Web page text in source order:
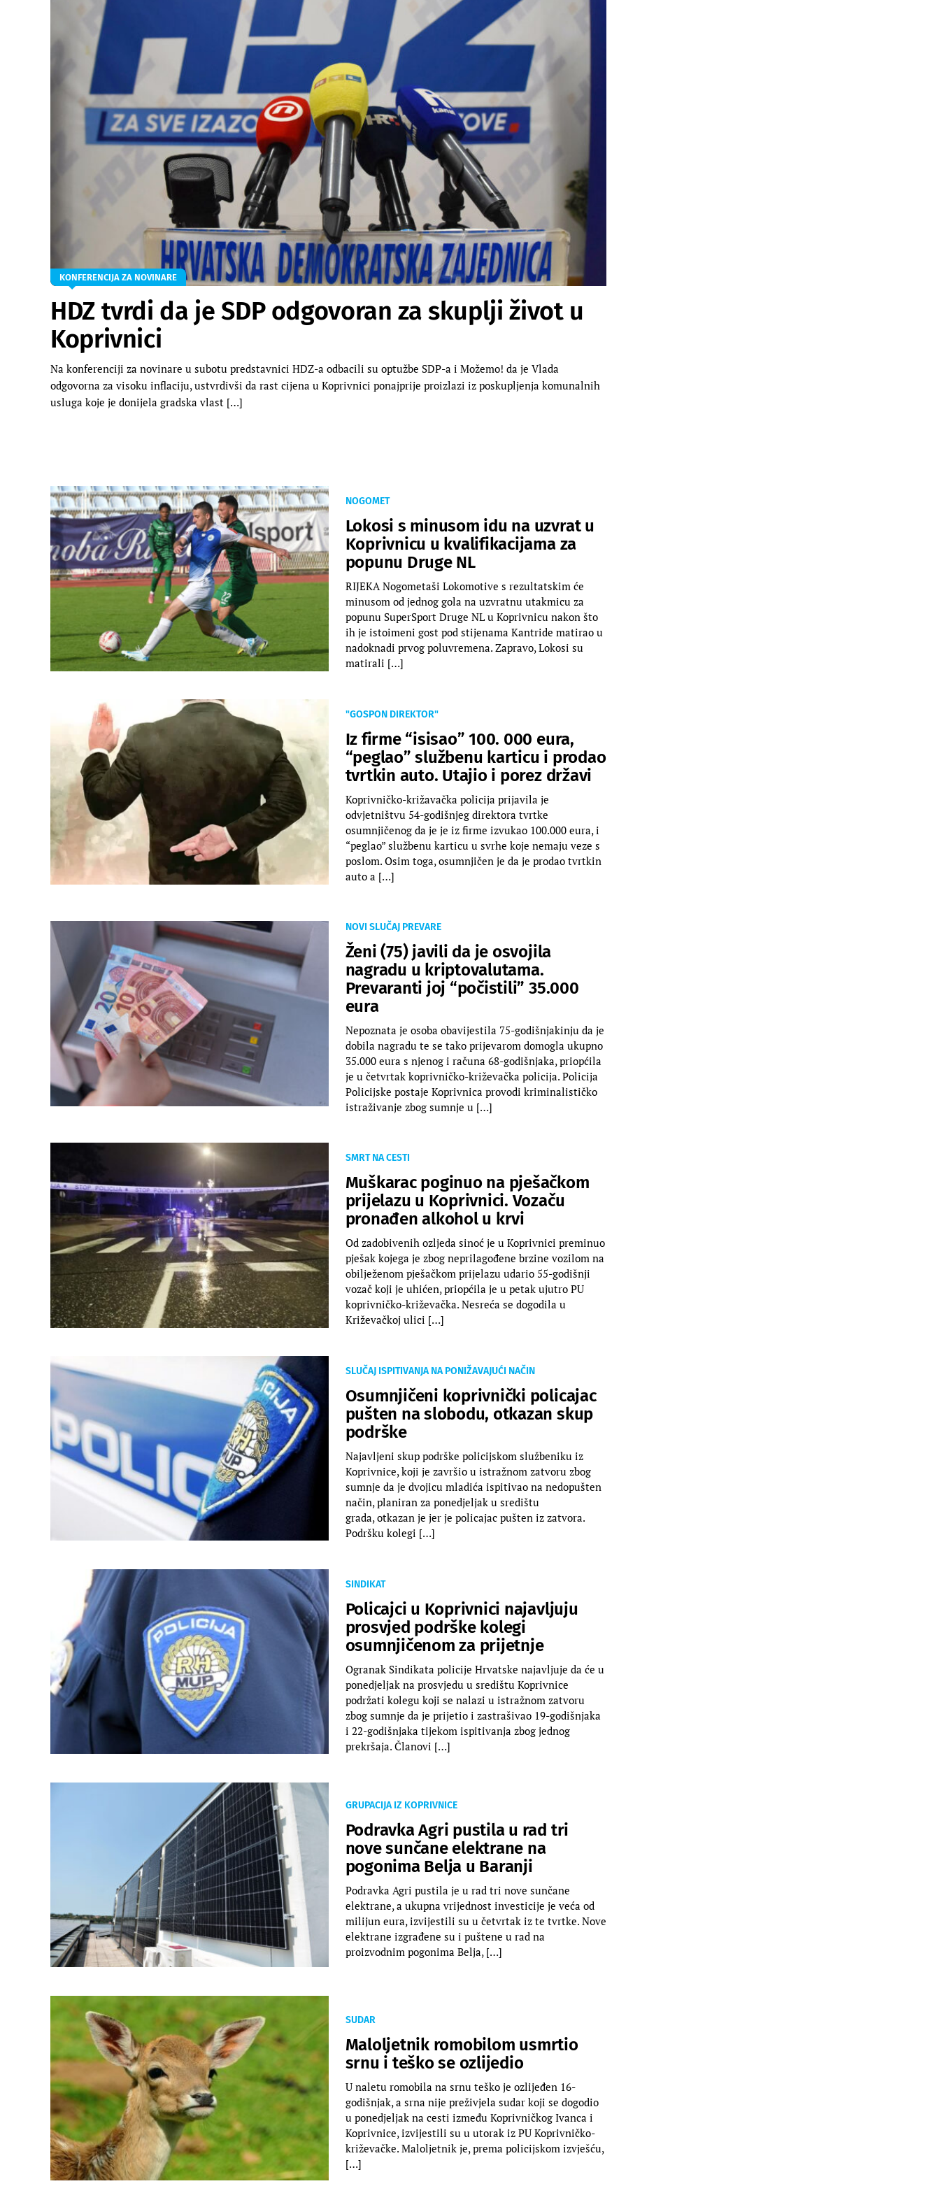
KONFERENCIJA ZA NOVINARE
HDZ tvrdi da je SDP odgovoran za skuplji život u
Koprivnici
Na konferenciji za novinare u subotu predstavnici HDZ-a odbacili su optužbe SDP-a i Možemo! da je Vlada
odgovorna za visoku inflaciju, ustvrdivši da rast cijena u Koprivnici ponajprije proizlazi iz poskupljenja komunalnih
usluga koje je donijela gradska vlast […]
NOGOMET
Lokosi s minusom idu na uzvrat u
Koprivnicu u kvalifikacijama za
popunu Druge NL
RIJEKA Nogometaši Lokomotive s rezultatskim će
minusom od jednog gola na uzvratnu utakmicu za
popunu SuperSport Druge NL u Koprivnicu nakon što
ih je istoimeni gost pod stijenama Kantride matirao u
nadoknadi prvog poluvremena. Zapravo, Lokosi su
matirali […]
"GOSPON DIREKTOR"
Iz firme “isisao” 100. 000 eura,
“peglao” službenu karticu i prodao
tvrtkin auto. Utajio i porez državi
Koprivničko-križavačka policija prijavila je
odvjetništvu 54-godišnjeg direktora tvrtke
osumnjičenog da je je iz firme izvukao 100.000 eura, i
“peglao” službenu karticu u svrhe koje nemaju veze s
poslom. Osim toga, osumnjičen je da je prodao tvrtkin
auto a […]
NOVI SLUČAJ PREVARE
Ženi (75) javili da je osvojila
nagradu u kriptovalutama.
Prevaranti joj “počistili” 35.000
eura
Nepoznata je osoba obavijestila 75-godišnjakinju da je
dobila nagradu te se tako prijevarom domogla ukupno
35.000 eura s njenog i računa 68-godišnjaka, priopćila
je u četvrtak koprivničko-križevačka policija. Policija
Policijske postaje Koprivnica provodi kriminalističko
istraživanje zbog sumnje u […]
SMRT NA CESTI
Muškarac poginuo na pješačkom
prijelazu u Koprivnici. Vozaču
pronađen alkohol u krvi
Od zadobivenih ozljeda sinoć je u Koprivnici preminuo
pješak kojega je zbog neprilagođene brzine vozilom na
obilježenom pješačkom prijelazu udario 55-godišnji
vozač koji je uhićen, priopćila je u petak ujutro PU
koprivničko-križevačka. Nesreća se dogodila u
Križevačkoj ulici […]
SLUČAJ ISPITIVANJA NA PONIŽAVAJUĆI NAČIN
Osumnjičeni koprivnički policajac
pušten na slobodu, otkazan skup
podrške
Najavljeni skup podrške policijskom službeniku iz
Koprivnice, koji je završio u istražnom zatvoru zbog
sumnje da je dvojicu mladića ispitivao na nedopušten
način, planiran za ponedjeljak u središtu
grada, otkazan je jer je policajac pušten iz zatvora.
Podršku kolegi […]
SINDIKAT
Policajci u Koprivnici najavljuju
prosvjed podrške kolegi
osumnjičenom za prijetnje
Ogranak Sindikata policije Hrvatske najavljuje da će u
ponedjeljak na prosvjedu u središtu Koprivnice
podržati kolegu koji se nalazi u istražnom zatvoru
zbog sumnje da je prijetio i zastrašivao 19-godišnjaka
i 22-godišnjaka tijekom ispitivanja zbog jednog
prekršaja. Članovi […]
GRUPACIJA IZ KOPRIVNICE
Podravka Agri pustila u rad tri
nove sunčane elektrane na
pogonima Belja u Baranji
Podravka Agri pustila je u rad tri nove sunčane
elektrane, a ukupna vrijednost investicije je veća od
milijun eura, izvijestili su u četvrtak iz te tvrtke. Nove
elektrane izgrađene su i puštene u rad na
proizvodnim pogonima Belja, […]
SUDAR
Maloljetnik romobilom usmrtio
srnu i teško se ozlijedio
U naletu romobila na srnu teško je ozlijeđen 16-
godišnjak, a srna nije preživjela sudar koji se dogodio
u ponedjeljak na cesti između Koprivničkog Ivanca i
Koprivnice, izvijestili su u utorak iz PU Koprivničko-
križevačke. Maloljetnik je, prema policijskom izvješću,
[…]